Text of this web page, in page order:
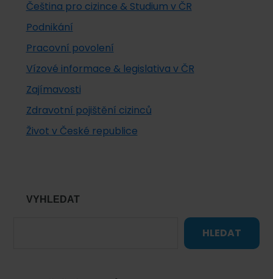
Čeština pro cizince & Studium v ČR
Podnikání
Pracovní povolení
Vízové informace & legislativa v ČR
Zajímavosti
Zdravotní pojištění cizinců
Život v České republice
VYHLEDAT
HLEDAT